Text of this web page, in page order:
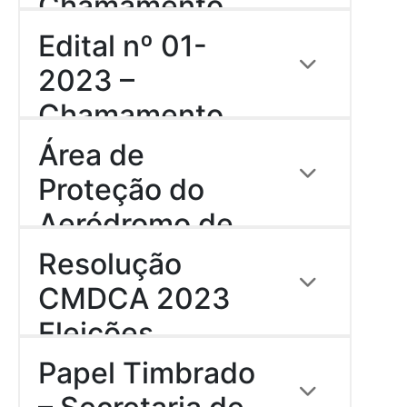
Download
Público – Cultura
Download
Edital nº 01-
2023 –
Chamamento
Público – Cultura
Download
Área de
Proteção do
Aeródromo de
Caratinga
descompactado formato kml
(abrir com o Google Earth)
Download
Resolução
CMDCA 2023
Eleições
Download
Papel Timbrado